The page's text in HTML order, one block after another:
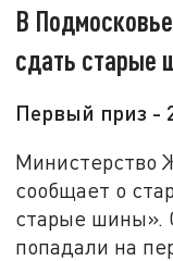
В
сдать старые
Первый приз -
Министерство
сообщает о
старые шины».
попадали на